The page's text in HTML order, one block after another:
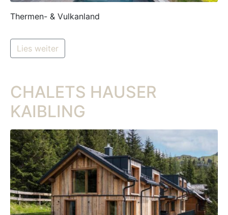
Thermen- & Vulkanland
Lies weiter
CHALETS HAUSER
KAIBLING